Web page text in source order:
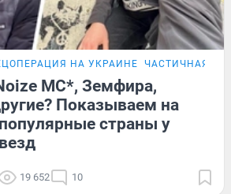
НА УКРАИНЕ ЧАСТИЧНАЯ
MC*, Земфира,
Показываем на
страны у
19 652 10